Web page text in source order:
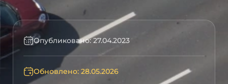
Опубликовано: 27.04.2023
Обновлено: 28.05.2026